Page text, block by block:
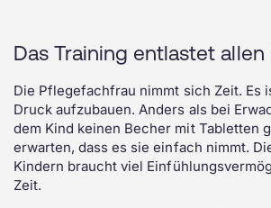
Das Training entlastet
Die Pflegefachfrau nimmt sich Zeit. Es
Druck aufzubauen. Anders als bei
dem Kind keinen Becher mit Tabletten
erwarten, dass es sie einfach nimmt.
Kindern braucht viel
Zeit.